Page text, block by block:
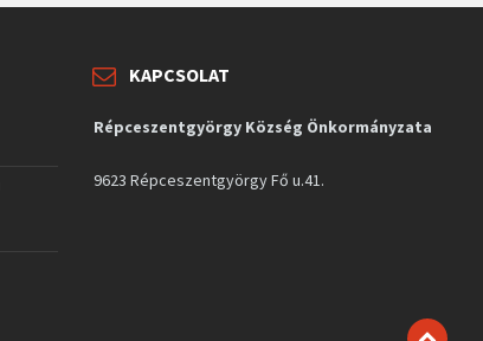
KAPCSOLAT
Répceszentgyörgy Község Önkormányzata
9623 Répceszentgyörgy Fő u.41.